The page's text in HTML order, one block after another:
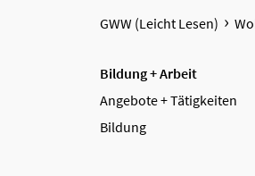
GWW (Leicht Lesen)
Bildung + Arbeit
Angebote + Tätigkeiten
Bildung